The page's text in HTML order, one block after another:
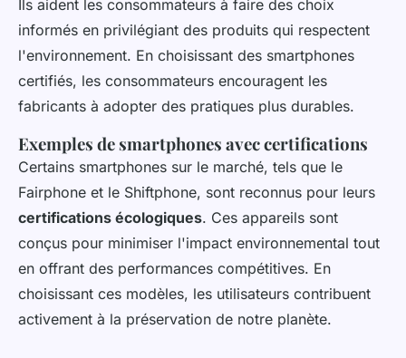
Ils aident les consommateurs à faire des choix
informés en privilégiant des produits qui respectent
l'environnement. En choisissant des smartphones
certifiés, les consommateurs encouragent les
fabricants à adopter des pratiques plus durables.
Exemples de smartphones avec certifications
Certains smartphones sur le marché, tels que le
Fairphone et le Shiftphone, sont reconnus pour leurs
certifications écologiques. Ces appareils sont
conçus pour minimiser l'impact environnemental tout
en offrant des performances compétitives. En
choisissant ces modèles, les utilisateurs contribuent
activement à la préservation de notre planète.